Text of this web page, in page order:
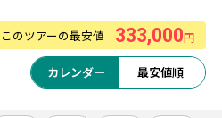
このツアーの最安値 333,000円
カレンダー 最安値順